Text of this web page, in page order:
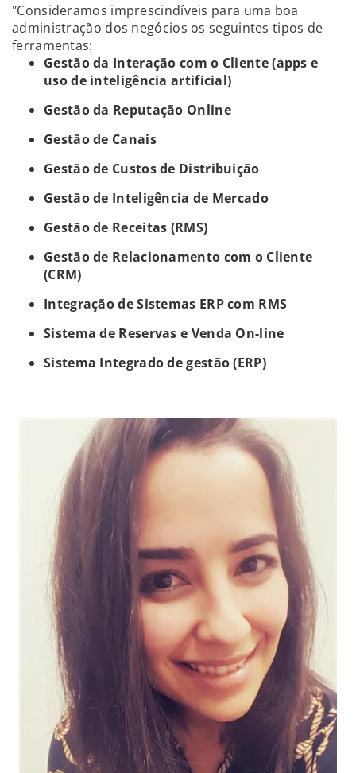
"Consideramos imprescindíveis para uma boa
administração dos negócios os seguintes tipos de
ferramentas:
Gestão da Interação com o Cliente (apps e
uso de inteligência artificial)
Gestão da Reputação Online
Gestão de Canais
Gestão de Custos de Distribuição
Gestão de Inteligência de Mercado
Gestão de Receitas (RMS)
Gestão de Relacionamento com o Cliente
(CRM)
Integração de Sistemas ERP com RMS
Sistema de Reservas e Venda On-line
Sistema Integrado de gestão (ERP)